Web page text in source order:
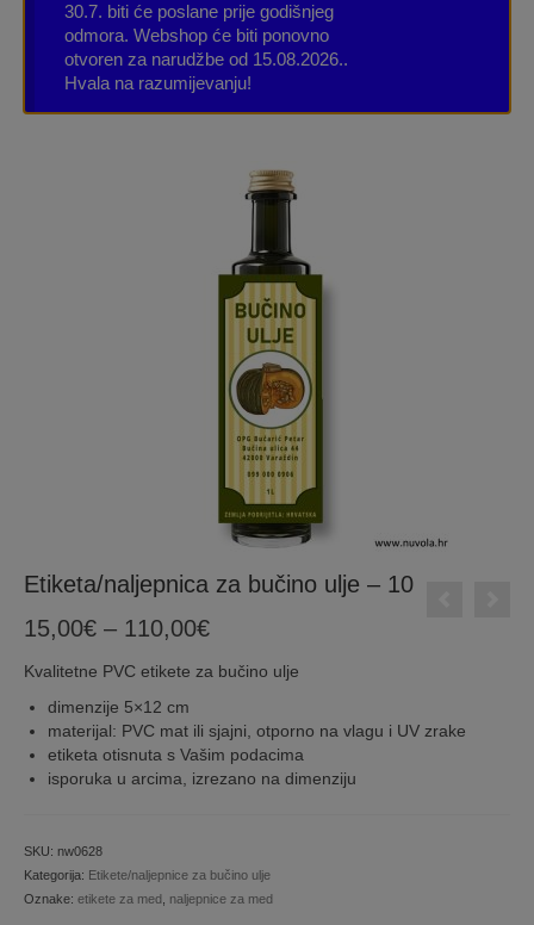
30.7. biti će poslane prije godišnjeg
odmora. Webshop će biti ponovno
otvoren za narudžbe od 15.08.2026..
Hvala na razumijevanju!
Etiketa/naljepnica za bučino ulje – 10
15,00€ – 110,00€Price
15,00€
110,00€
Kvalitetne PVC etikete za bučino ulje
dimenzije 5×12 cm
materijal: PVC mat ili sjajni, otporno na vlagu i UV zrake
etiketa otisnuta s Vašim podacima
isporuka u arcima, izrezano na dimenziju
SKU: nw0628
Kategorija: Etikete/naljepnice za bučino ulje
Oznake: etikete za med naljepnice za med